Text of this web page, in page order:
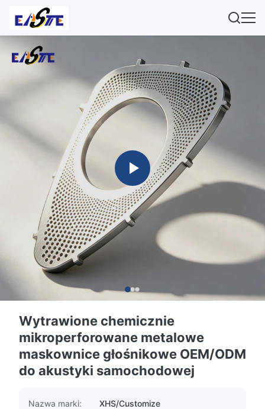
Wytrawione chemicznie
mikroperforowane metalowe
maskownice głośnikowe OEM/ODM
do akustyki samochodowej
Nazwa marki:
XHS/Customize